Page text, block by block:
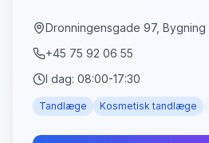
+45 75 92 06 55
I dag: 08:00-17:30
Tandlæge Kosmetisk tandlæge